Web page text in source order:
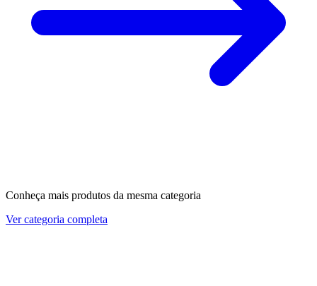
Conheça mais produtos da mesma categoria
Ver categoria completa